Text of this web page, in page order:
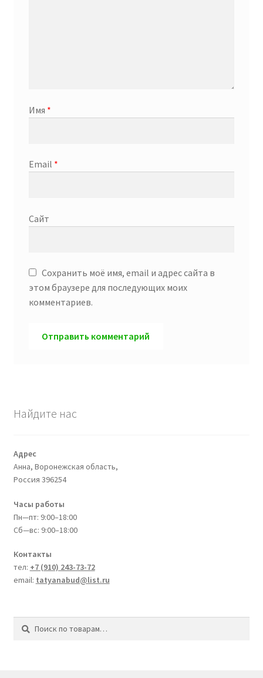
Имя *
Email *
Сайт
Сохранить моё имя, email и адрес сайта в
этом браузере для последующих моих
комментариев.
Найдите нас
Адрес
Анна, Воронежская область,
Россия 396254
Часы работы
Пн—пт: 9:00–18:00
Сб—вс: 9:00–18:00
Контакты
тел: +7 (910) 243-73-72
email: tatyanabud@list.ru
Искать:
Поиск